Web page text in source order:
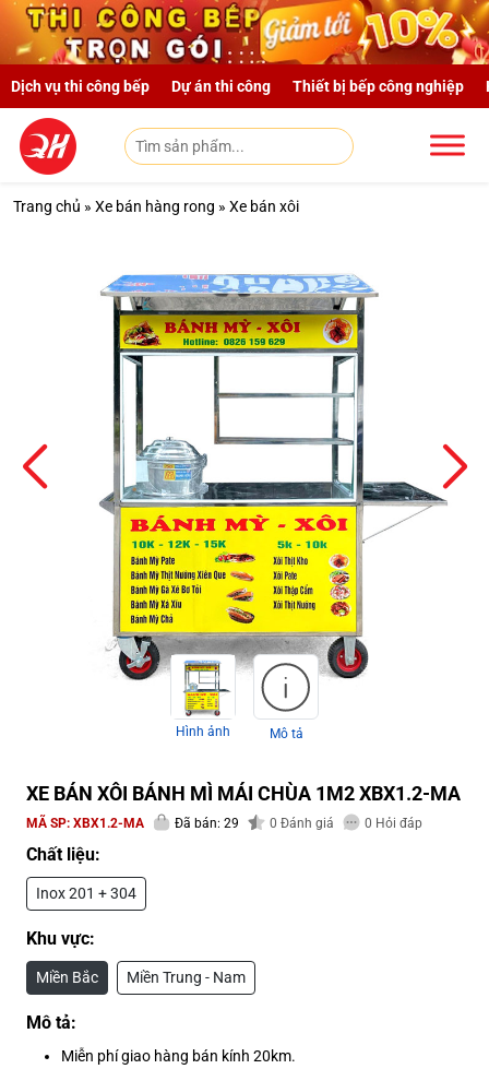
Skip to main content
Dịch vụ thi công bếp Dự án thi công Thiết bị bếp công nghiệp
Trang chủ » Xe bán hàng rong » Xe bán xôi
Hình ảnh Mô tả
XE BÁN XÔI BÁNH MÌ MÁI CHÙA 1M2 XBX1.2-MA
MÃ SP: XBX1.2-MA Đã bán: 29 0 Đánh giá 0 Hỏi đáp
Chất liệu:
Inox 201 + 304
Khu vực:
Miền Bắc Miền Trung - Nam
Mô tả:
Miễn phí giao hàng bán kính 20km.